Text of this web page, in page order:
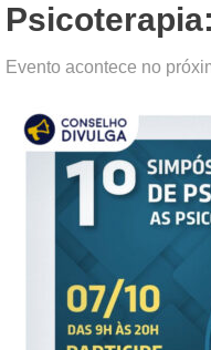
Evento acontece no